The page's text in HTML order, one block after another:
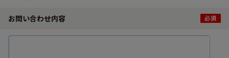
お問い合わせ内容